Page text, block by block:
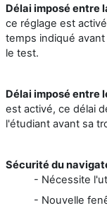
Délai imposé entre
ce réglage est
temps indiqué
le test.
Délai imposé entre
est activé, ce délai
l'étudiant avant sa
Sécurité du
- Nécessite
- Nouvelle